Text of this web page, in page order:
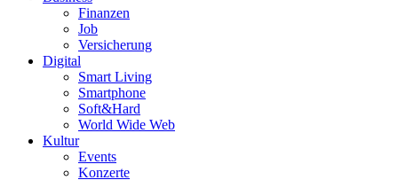
Finanzen
Job
Versicherung
Digital
Smart Living
Smartphone
Soft&Hard
World Wide Web
Kultur
Events
Konzerte